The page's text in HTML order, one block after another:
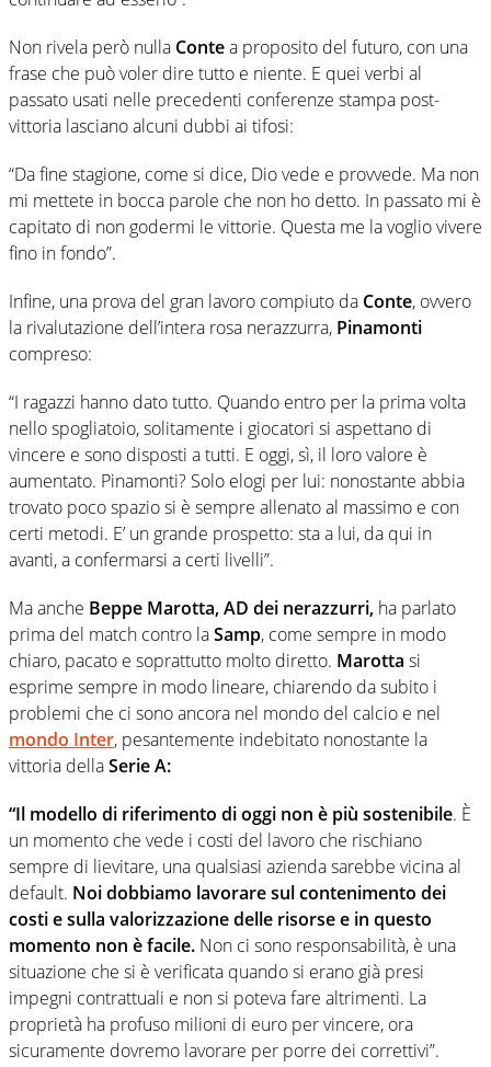
Non rivela però nulla Contea proposito del futuro, con una
frase che può voler dire tutto e niente. E quei verbi al
passato usati nelle precedenti conferenze stampa post-
vittoria lasciano alcuni dubbi ai tifosi:
“Da fine stagione, come si dice, Dio vede e provvede. Ma non
mi mettete in bocca parole che non ho detto. In passato mi è
capitato di non godermi le vittorie. Questa me la voglio vivere
fino in fondo”.
Infine, una prova del gran lavoro compiuto da Conte, ovvero
la rivalutazione dell’intera rosa nerazzurra, Pinamonti
compreso:
“I ragazzi hanno dato tutto. Quando entro per la prima volta
nello spogliatoio, solitamente i giocatori si aspettano di
vincere e sono disposti a tutti. E oggi, sì, il loro valore è
aumentato. Pinamonti? Solo elogi per lui: nonostante abbia
trovato poco spazio si è sempre allenato al massimo e con
certi metodi. E’ un grande prospetto: sta a lui, da qui in
avanti, a confermarsi a certi livelli”.
Ma anche Beppe Marotta, AD dei nerazzurri, ha parlato
prima del match contro laSamp, come sempre in modo
chiaro, pacato e soprattutto molto diretto. Marotta si
esprime sempre in modo lineare, chiarendo da subito i
problemi che ci sono ancora nel mondo del calcio e nel
mondo Inter, pesantemente indebitato nonostante la
vittoria dellaSerie A:
“Il modello di riferimento di oggi non è più sostenibile. È
un momento che vede i costi del lavoro che rischiano
sempre di lievitare, una qualsiasi azienda sarebbe vicina al
default. Noi dobbiamo lavorare sul contenimento dei
costi e sulla valorizzazione delle risorse e in questo
momento non è facile. Non ci sono responsabilità, è una
situazione che si è verificata quando si erano già presi
impegni contrattuali e non si poteva fare altrimenti. La
proprietà ha profuso milioni di euro per vincere, ora
sicuramente dovremo lavorare per porre dei correttivi”.